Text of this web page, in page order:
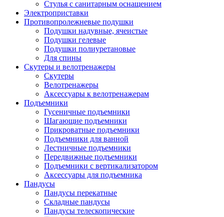
Стулья с санитарным оснащением
Электроприставки
Противопролежневые подушки
Подушки надувные, ячеистые
Подушки гелевые
Подушки полиуретановые
Для спины
Скутеры и велотренажеры
Скутеры
Велотренажеры
Аксессуары к велотренажерам
Подъемники
Гусеничные подъемники
Шагающие подъемники
Прикроватные подъемники
Подъемники для ванной
Лестничные подъемники
Передвижные подъемники
Подъемники с вертикализатором
Аксессуары для подъемника
Пандусы
Пандусы перекатные
Складные пандусы
Пандусы телескопические